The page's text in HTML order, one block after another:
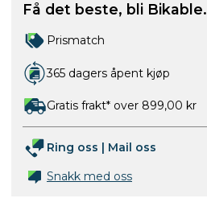
Få det beste, bli Bikable.
Prismatch
365 dagers åpent kjøp
Gratis frakt* over 899,00 kr
Ring oss
Mail oss
Snakk med oss